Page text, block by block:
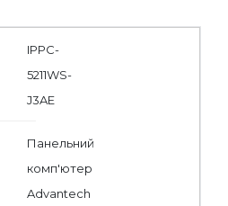
IPPC-
5211WS-
J3AE
Панельний
комп'ютер
Advantech